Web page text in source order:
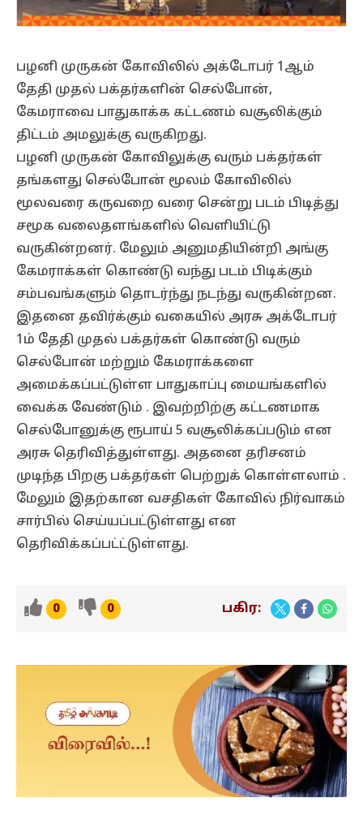
பழனி முருகன் கோவிலில் அக்டோபர் 1ஆம்
தேதி முதல் பக்தர்களின் செல்போன்,
கேமராவை பாதுகாக்க கட்டணம் வசூலிக்கும்
திட்டம் அமலுக்கு வருகிறது.
பழனி முருகன் கோவிலுக்கு வரும் பக்தர்கள்
தங்களது செல்போன் மூலம் கோவிலில்
மூலவரை கருவறை வரை சென்று படம் பிடித்து
சமூக வலைதளங்களில் வெளியிட்டு
வருகின்றனர். மேலும் அனுமதியின்றி அங்கு
கேமராக்கள் கொண்டு வந்து படம் பிடிக்கும்
சம்பவங்களும் தொடர்ந்து நடந்து வருகின்றன.
இதனை தவிர்க்கும் வகையில் அரசு அக்டோபர்
1ம் தேதி முதல் பக்தர்கள் கொண்டு வரும்
செல்போன் மற்றும் கேமராக்களை
அமைக்கப்பட்டுள்ள பாதுகாப்பு மையங்களில்
வைக்க வேண்டும் . இவற்றிற்கு கட்டணமாக
செல்போனுக்கு ரூபாய் 5 வசூலிக்கப்படும் என
அரசு தெரிவித்துள்ளது. அதனை தரிசனம்
முடிந்த பிறகு பக்தர்கள் பெற்றுக் கொள்ளலாம் .
மேலும் இதற்கான வசதிகள் கோவில் நிர்வாகம்
சார்பில் செய்யப்பட்டுள்ளது என
தெரிவிக்கப்பட்ட்டுள்ளது.
0 0 பகிர: